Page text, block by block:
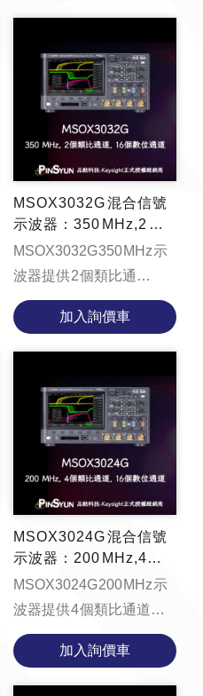
波形的更新速率、支援
MSOX3032G 混合信號
示波器：350 MHz,2 個
類比通道和 16 個數位通
道
MSOX3032G 350 MHz 示
波器提供 2 個類比通
道、、16個數位通道、4
Mpts 記憶體、每秒
1,000,000 個波形的更新速
加入詢價車
MSOX3024G 混合信號
示波器：200 MHz,4個
類比通道和 16 個數位通
道
MSOX3024G 200 MHz 示
波器提供 4 個類比通道、
16 個數位通道、4 Mpts 記
憶體、每秒 1,000,000 個
波形的更新速率、支援區
加入詢價車